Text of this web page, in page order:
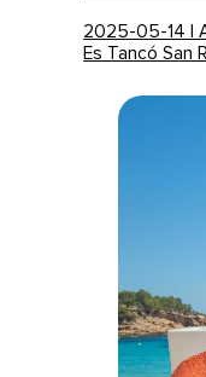
2025-05-14 |
Es Tancó San